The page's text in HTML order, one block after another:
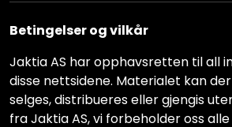
Betingelser og vilkår
Jaktia AS har opphavsretten til all
disse nettsidene. Materialet kan
selges, distribueres eller gjengis
fra Jaktia AS, vi forbeholder oss